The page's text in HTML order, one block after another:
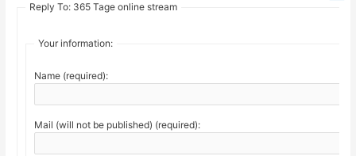
Reply To: 365 Tage online stream
Your information:
Name (required):
Mail (will not be published) (required):